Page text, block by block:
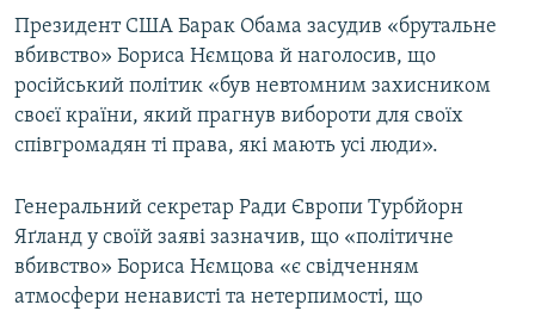
Президент США Барак Обама засудив «брутальне
вбивство» Бориса Нємцова й наголосив, що
російський політик «був невтомним захисником
своєї країни, який прагнув вибороти для своїх
співгромадян ті права, які мають усі люди».
Генеральний секретар Ради Європи Турбйорн
Яґланд у своїй заяві зазначив, що «політичне
вбивство» Бориса Нємцова «є свідченням
атмосфери ненависті та нетерпимості, що